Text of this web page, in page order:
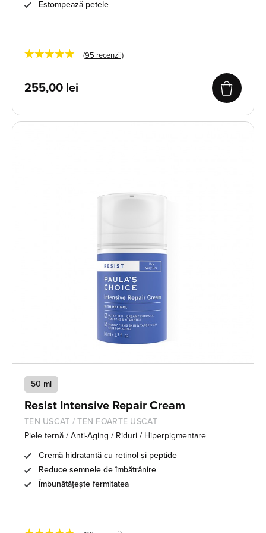
Estompează petele
★★★★★ (95 recenzii)
255,00 lei
50 ml
Resist Intensive Repair Cream
TEN USCAT / TEN FOARTE USCAT
Piele ternă / Anti-Aging / Riduri / Hiperpigmentare
Cremă hidratantă cu retinol și peptide
Reduce semnele de îmbătrânire
Îmbunătățește fermitatea